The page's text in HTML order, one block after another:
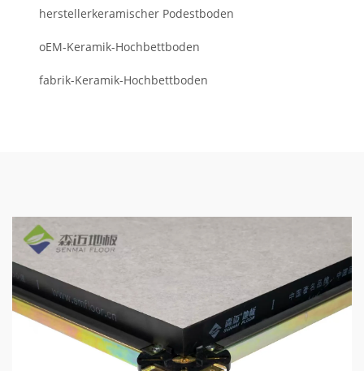
herstellerkeramischer Podestboden
oEM-Keramik-Hochbettboden
fabrik-Keramik-Hochbettboden